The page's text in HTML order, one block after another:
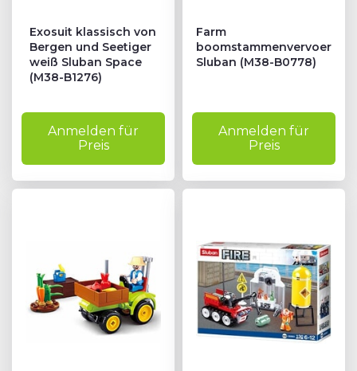
Exosuit klassisch von
Bergen und Seetiger
weiß Sluban Space
(M38-B1276)
Anmelden für
Preis
Farm
boomstammenvervoer
Sluban (M38-B0778)
Anmelden für
Preis